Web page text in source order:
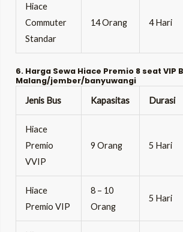
Hiace
Commuter
Standar
14 Orang 4 Hari
6. Harga Sewa Hiace Premio 8 seat VIP
Malang/jember/banyuwangi
Jenis Bus
Kapasitas Durasi
Hiace
Premio
VVIP
9 Orang 5 Hari
Hiace
Premio VIP
8 – 10
Orang
5 Hari